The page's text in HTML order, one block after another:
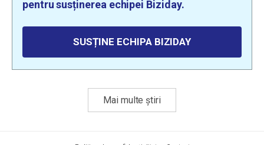
pentru susținerea echipei Biziday.
SUSȚINE ECHIPA BIZIDAY
Mai multe știri